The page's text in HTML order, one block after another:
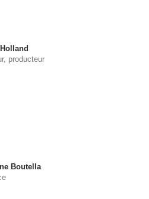
producteur
Boutella